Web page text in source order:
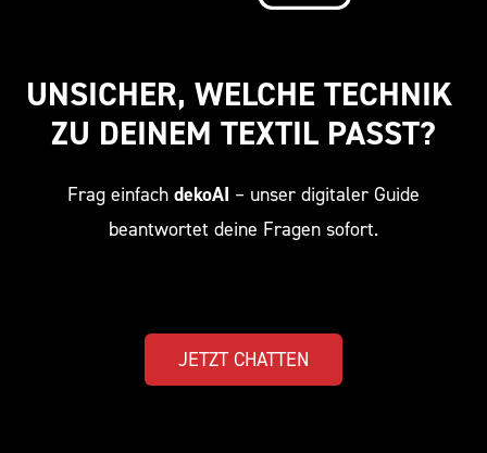
UNSICHER, WELCHE TECHNIK
ZU DEINEM TEXTIL PASST?
Frag einfach dekoAI – unser digitaler Guide
beantwortet deine Fragen sofort.
JETZT CHATTEN